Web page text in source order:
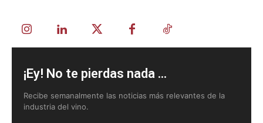
¡Ey! No te pierdas nada ...
Recibe semanalmente las noticias más relevantes de la
industria del vino.